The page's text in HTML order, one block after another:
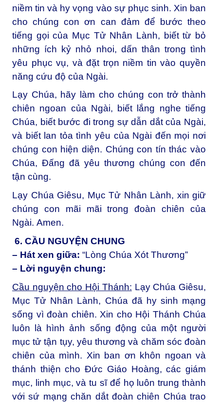
niềm tin và hy vọng vào sự phục sinh. Xin ban
cho chúng con ơn can đảm để bước theo
tiếng gọi của Mục Tử Nhân Lành, biết từ bỏ
những ích kỷ nhỏ nhoi, dấn thân trong tình
yêu phục vụ, và đặt trọn niềm tin vào quyền
năng cứu độ của Ngài.
Lạy Chúa, hãy làm cho chúng con trở thành
chiên ngoan của Ngài, biết lắng nghe tiếng
Chúa, biết bước đi trong sự dẫn dắt của Ngài,
và biết lan tỏa tình yêu của Ngài đến mọi nơi
chúng con hiện diện. Chúng con tín thác vào
Chúa, Đấng đã yêu thương chúng con đến
tận cùng.
Lạy Chúa Giêsu, Mục Tử Nhân Lành, xin giữ
chúng con mãi mãi trong đoàn chiên của
Ngài. Amen.
6. CẦU NGUYỆN CHUNG
– Hát xen giữa: “Lòng Chúa Xót Thương”
– Lời nguyện chung:
Cầu nguyện cho Hội Thánh: Lạy Chúa Giêsu,
Mục Tử Nhân Lành, Chúa đã hy sinh mạng
sống vì đoàn chiên. Xin cho Hội Thánh Chúa
luôn là hình ảnh sống động của một người
mục tử tận tụy, yêu thương và chăm sóc đoàn
chiên của mình. Xin ban ơn khôn ngoan và
thánh thiện cho Đức Giáo Hoàng, các giám
mục, linh mục, và tu sĩ để họ luôn trung thành
với sứ mạng chăn dắt đoàn chiên Chúa trao